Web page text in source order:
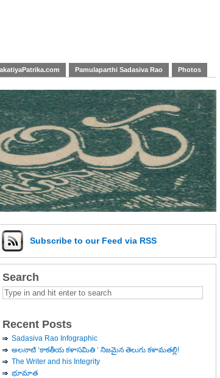
Pamulaparthi Sadasiva Rao Photos
Subscribe to our Feed via RSS
Search
Recent Posts
Sadasiva Rao Infographic
అలనాటి ‘కాకతీయ కళాసమితి ‘ నిజమైన తెలుగు కళామతల్లి!
The Writer and his Integrity
భూమాత